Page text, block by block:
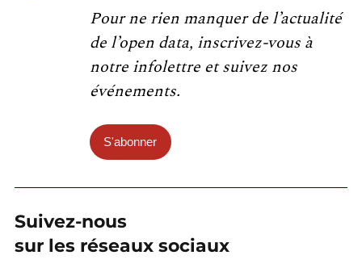
Pour ne rien manquer de l’actualité
de l’open data, inscrivez-vous à
notre infolettre et suivez nos
événements.
S'abonner
Suivez-nous
sur les réseaux sociaux